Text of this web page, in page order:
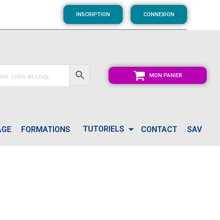
INSCRIPTION CONNEXION
MON PANIER
FORMATIONS TUTORIELS CONTACT SAV